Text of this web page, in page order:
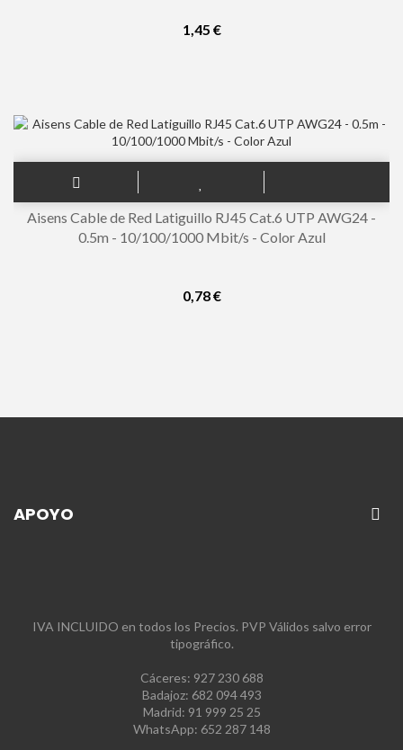
1,45 €
Aisens Cable de Red Latiguillo RJ45 Cat.6 UTP AWG24 -
0.5m - 10/100/1000 Mbit/s - Color Azul
0,78 €
APOYO
IVA INCLUIDO en todos los Precios. PVP Válidos salvo error
tipográfico.
Cáceres: 927 230 688
Badajoz: 682 094 493
Madrid: 91 999 25 25
WhatsApp: 652 287 148